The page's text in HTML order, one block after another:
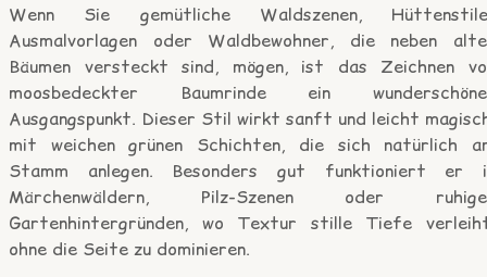
Wenn Sie gemütliche Waldszenen,
Ausmalvorlagen oder Waldbewohner, die neben
Bäumen versteckt sind, mögen, ist das Zeichnen
moosbedeckter Baumrinde ein
Ausgangspunkt. Dieser Stil wirkt sanft und leicht
mit weichen grünen Schichten, die sich natürlich
Stamm anlegen. Besonders gut funktioniert er
Märchenwäldern, Pilz-Szenen oder
Gartenhintergründen, wo Textur stille Tiefe
ohne die Seite zu dominieren.